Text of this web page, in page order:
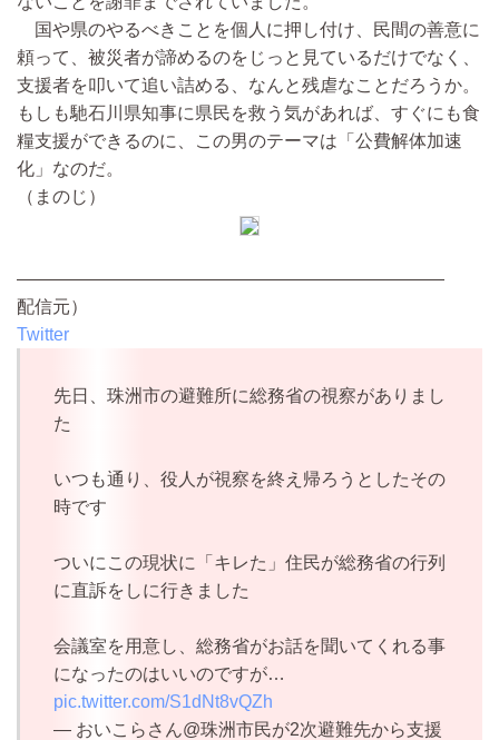
国や県のやるべきことを個人に押し付け、民間の善意に
頼って、被災者が諦めるのをじっと見ているだけでなく、
支援者を叩いて追い詰める、なんと残虐なことだろうか。
もしも馳石川県知事に県民を救う気があれば、すぐにも食
糧支援ができるのに、この男のテーマは「公費解体加速
化」なのだ。
（まのじ）
————————————————————————
配信元）
Twitter
先日、珠洲市の避難所に総務省の視察がありまし
た
いつも通り、役人が視察を終え帰ろうとしたその
時です
ついにこの現状に「キレた」住民が総務省の行列
に直訴をしに行きました
会議室を用意し、総務省がお話を聞いてくれる事
になったのはいいのですが…
pic.twitter.com/S1dNt8vQZh
— おいこらさん@珠洲市民が2次避難先から支援